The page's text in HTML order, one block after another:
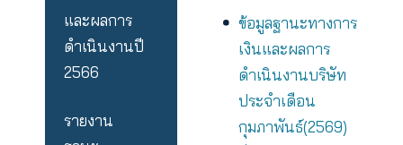
ดำเนินงานปี
2567
ฐานะ
ดำเนินงานบริ
ประจำเดือน
มกราคม(2569)
กุมภาพันธ์